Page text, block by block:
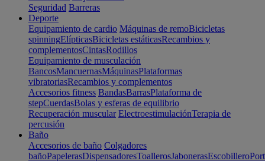
Seguridad Barreras
Deporte
Equipamiento de cardio Máquinas de remoBicicletas
spinningElípticasBicicletas estáticasRecambios y
complementosCintasRodillos
Equipamiento de musculación
BancosMancuernasMáquinasPlataformas
vibratoriasRecambios y complementos
Accesorios fitness BandasBarrasPlataforma de
stepCuerdasBolas y esferas de equilibrio
Recuperación muscular ElectroestimulaciónTerapia de
percusión
Baño
Accesorios de baño Colgadores
bañoPapelerasDispensadoresToallerosJabonerasEscobillero